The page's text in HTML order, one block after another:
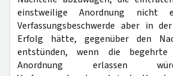
einstweilige Anordnung nicht
Verfassungsbeschwerde aber in
Erfolg hätte, gegenüber den
entstünden, wenn die begehrte
Anordnung erlassen